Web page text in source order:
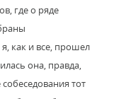
где о ряде
как и все, прошел
она, правда,
тот